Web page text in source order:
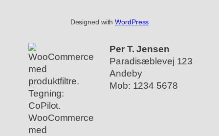
Designed withWordPress
WooCommerce
med
Per T. Jensen
Paradisæblevej 123
Andeby
Mob: 1234 5678